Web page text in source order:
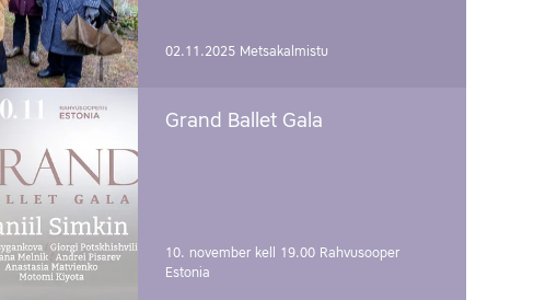
02.11.2025 Metsakalmistu
Grand Ballet Gala
10. november kell 19.00 Rahvusooper
Estonia